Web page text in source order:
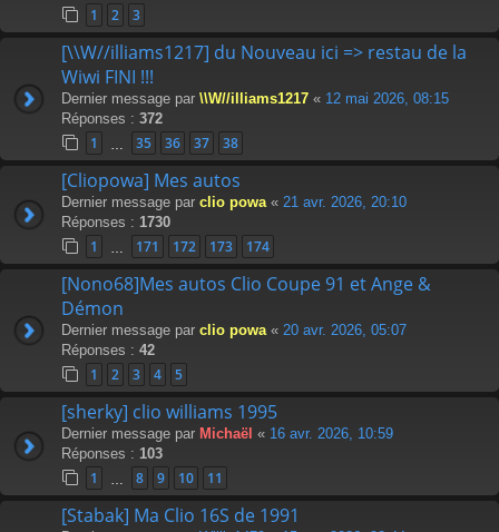
1 2 3
[\\W//illiams1217] du Nouveau ici => restau de la
Wiwi FINI !!!
Dernier message par \\W//illiams1217 « 12 mai 2026, 08:15
Réponses : 372
1 35 36 37 38
[Cliopowa] Mes autos
Dernier message par clio powa « 21 avr. 2026, 20:10
Réponses : 1730
1 171 172 173 174
[Nono68]Mes autos Clio Coupe 91 et Ange &
Démon
Dernier message par clio powa « 20 avr. 2026, 05:07
Réponses : 42
1 2 3 4 5
[sherky] clio williams 1995
Dernier message par Michaël « 16 avr. 2026, 10:59
Réponses : 103
1 8 9 10 11
[Stabak] Ma Clio 16S de 1991